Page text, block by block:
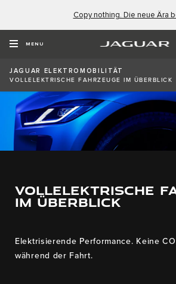
Copy nothing. Die neue Ära
MENU
JAGUAR ELEKTROMOBILITÄT​
VOLLELEKTRISCHE FAHRZEUGE IM ÜBERBLICK
VOLLELEKTRISCHE
IM ÜBERBLICK
Elektrisierende Performance. Keine CO
während der Fahrt.